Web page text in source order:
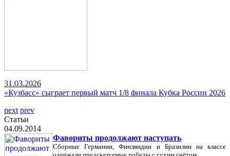
31.03.2026
«Кузбасс» сыграет первый матч 1/8 финала Кубка России 2026
next prev
Статьи
04.09.2014
Фавориты продолжают наступать
Сборные Германии, Финляндии и Бразилии на классе